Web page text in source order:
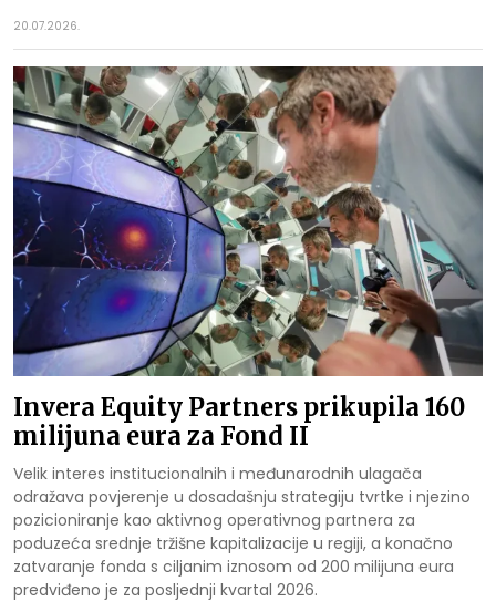
20.07.2026.
Invera Equity Partners prikupila 160
milijuna eura za Fond II
Velik interes institucionalnih i međunarodnih ulagača
odražava povjerenje u dosadašnju strategiju tvrtke i njezino
pozicioniranje kao aktivnog operativnog partnera za
poduzeća srednje tržišne kapitalizacije u regiji, a konačno
zatvaranje fonda s ciljanim iznosom od 200 milijuna eura
predviđeno je za posljednji kvartal 2026.